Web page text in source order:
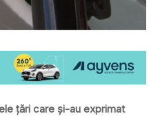
ţări care şi-au exprimat